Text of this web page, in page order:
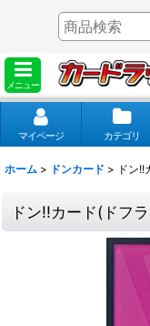
メニュー
マイページ カテゴリ
ホーム > ドンカード > ドン
ドン!!カード(ドフ